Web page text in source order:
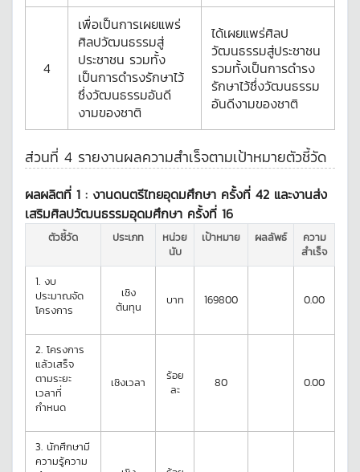
4
เพื่อเป็นการเผยแพร่
ศิลปวัฒนธรรมสู่
ประชาชน รวมทั้ง
เป็นการดำรงรักษาไว้
ซึ่งวัฒนธรรมอันดี
งามของชาติ
ได้เผยแพร่ศิลป
วัฒนธรรมสู่ประชาชน
รวมทั้งเป็นการดำรง
รักษาไว้ซึ่งวัฒนธรรม
อันดีงามของชาติ
ส่วนที่ 4 รายงานผลความสำเร็จตามเป้าหมายตัวชี้วัด
ผลผลิตที่ 1 : งานดนตรีไทยอุดมศึกษา ครั้งที่ 42 และงานส่ง
เสริมศิลปวัฒนธรรมอุดมศึกษา ครั้งที่ 16
ตัวชี้วัด ประเภท
หน่วย
นับ
เป้าหมาย ผลลัพธ์
ความ
สำเร็จ
1. งบ
ประมาณจัด
โครงการ
เชิง
ต้นทุน
บาท 169800 0.00
2. โครงการ
แล้วเสร็จ
ตามระยะ
เวลาที่
กำหนด
เชิงเวลา
ร้อย
ละ
80 0.00
3. นักศึกษามี
ความรู้ความ